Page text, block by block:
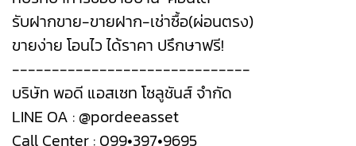
รับฝากขาย-ขายฝาก-เช่าซื้อ(ผ่อนตรง)
ขายง่าย โอนไว ได้ราคา ปรึกษาฟรี!
------------------------------
บริษัท พอดี แอสเซท โซลูชันส์ จำกัด
LINE OA : @pordeeasset
Call Center : 099•397•9695